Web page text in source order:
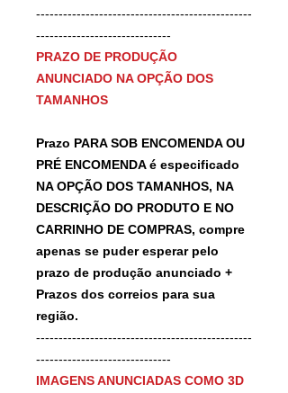
------------------------------------------------
------------------------------
PRAZO DE PRODUÇÃO
ANUNCIADO NA OPÇÃO DOS
TAMANHOS
Prazo PARA SOB ENCOMENDA OU
PRÉ ENCOMENDA é especificado
NA OPÇÃO DOS TAMANHOS, NA
DESCRIÇÃO DO PRODUTO E NO
CARRINHO DE COMPRAS, compre
apenas se puder esperar pelo
prazo de produção anunciado +
Prazos dos correios para sua
região.
------------------------------------------------
------------------------------
IMAGENS ANUNCIADAS COMO 3D